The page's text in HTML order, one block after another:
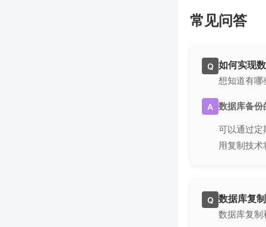
常见问答
Q 如何实现
想知道有哪
A 数据库备份
可以通过定
用复制技
Q 数据库复
数据库复制